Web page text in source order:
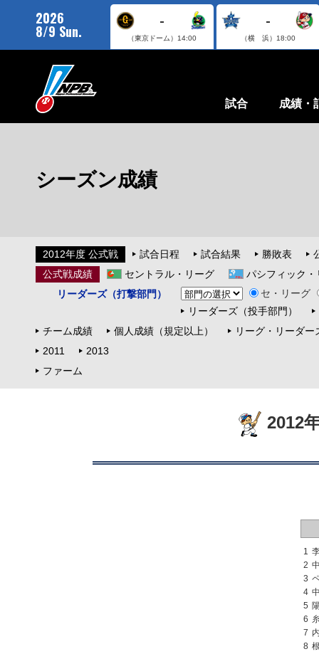
2026
8/9 Sun.
-
（東京ドーム） 14:00
-
（横 浜） 18:00
試合 成績・
シーズン成績
2012年度 公式戦 試合日程 試合結果 勝敗表
公式戦成績
セントラル・リーグ
パシフィック・
リーダーズ（打撃部門）
セ・リーグ
リーダーズ（投手部門）
チーム成績
個人成績（規定以上）
リーグ・リーダー
2011
2013
ファーム
2012
1
2
3
4
5
6
7
8